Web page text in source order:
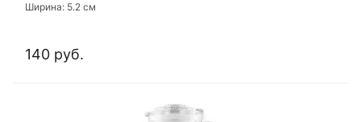
Ширина: 5.2 см
140 руб.